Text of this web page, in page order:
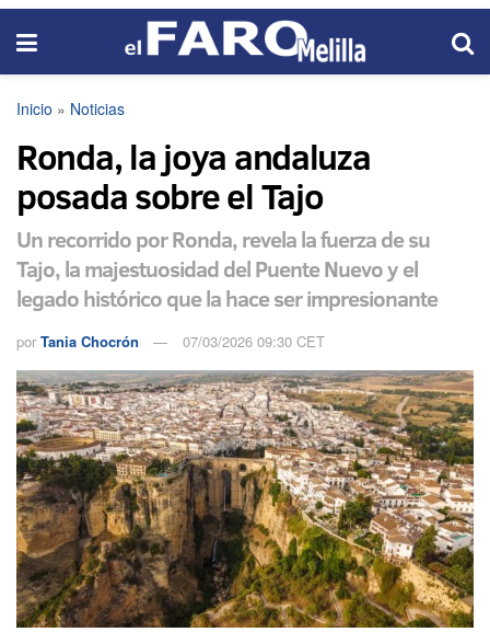
Inicio » Noticias
Ronda, la joya andaluza
posada sobre el Tajo
Un recorrido por Ronda, revela la fuerza de su
Tajo, la majestuosidad del Puente Nuevo y el
legado histórico que la hace ser impresionante
por Tania Chocrón 07/03/2026 09:30 CET